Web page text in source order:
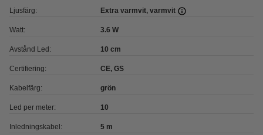
Ljusfärg: Extra varmvit, varmvit
Watt: 3.6 W
Avstånd Led: 10 cm
Certifiering: CE, GS
Kabelfärg: grön
Led per meter: 10
Inledningskabel: 5 m